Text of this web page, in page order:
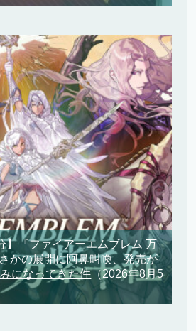
】『ファイアーエムブレム 万
かの展開に阿鼻叫喚、発売が
になってきた件（2026年8月5